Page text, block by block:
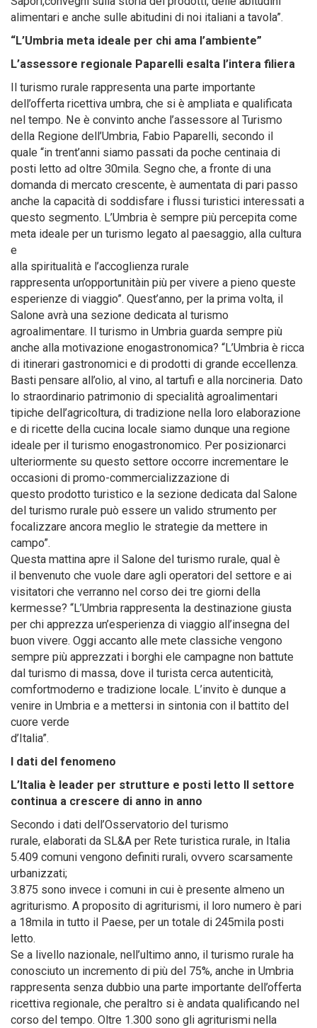
alimentari e anche sulle abitudini di noi italiani a tavola”.
“L’Umbria meta ideale per chi ama l’ambiente”
L’assessore regionale Paparelli esalta l’intera filiera
Il turismo rurale rappresenta una parte importante
dell’offerta ricettiva umbra, che si è ampliata e qualificata
nel tempo. Ne è convinto anche l’assessore al Turismo
della Regione dell’Umbria, Fabio Paparelli, secondo il
quale “in trent’anni siamo passati da poche centinaia di
posti letto ad oltre 30mila. Segno che, a fronte di una
domanda di mercato crescente, è aumentata di pari passo
anche la capacità di soddisfare i flussi turistici interessati a
questo segmento. L’Umbria è sempre più percepita come
meta ideale per un turismo legato al paesaggio, alla cultura
e
alla spiritualità e l’accoglienza rurale
rappresenta un’opportunitàin più per vivere a pieno queste
esperienze di viaggio”. Quest’anno, per la prima volta, il
Salone avrà una sezione dedicata al turismo
agroalimentare. Il turismo in Umbria guarda sempre più
anche alla motivazione enogastronomica? “L’Umbria è ricca
di itinerari gastronomici e di prodotti di grande eccellenza.
Basti pensare all’olio, al vino, al tartufi e alla norcineria. Dato
lo straordinario patrimonio di specialità agroalimentari
tipiche dell’agricoltura, di tradizione nella loro elaborazione
e di ricette della cucina locale siamo dunque una regione
ideale per il turismo enogastronomico. Per posizionarci
ulteriormente su questo settore occorre incrementare le
occasioni di promo-commercializzazione di
questo prodotto turistico e la sezione dedicata dal Salone
del turismo rurale può essere un valido strumento per
focalizzare ancora meglio le strategie da mettere in
campo”.
Questa mattina apre il Salone del turismo rurale, qual è
il benvenuto che vuole dare agli operatori del settore e ai
visitatori che verranno nel corso dei tre giorni della
kermesse? “L’Umbria rappresenta la destinazione giusta
per chi apprezza un’esperienza di viaggio all’insegna del
buon vivere. Oggi accanto alle mete classiche vengono
sempre più apprezzati i borghi ele campagne non battute
dal turismo di massa, dove il turista cerca autenticità,
comfortmoderno e tradizione locale. L’invito è dunque a
venire in Umbria e a mettersi in sintonia con il battito del
cuore verde
d’Italia”.
I dati del fenomeno
L’Italia è leader per strutture e posti letto Il settore
continua a crescere di anno in anno
Secondo i dati dell’Osservatorio del turismo
rurale, elaborati da SL&A per Rete turistica rurale, in Italia
5.409 comuni vengono definiti rurali, ovvero scarsamente
urbanizzati;
3.875 sono invece i comuni in cui è presente almeno un
agriturismo. A proposito di agriturismi, il loro numero è pari
a 18mila in tutto il Paese, per un totale di 245mila posti
letto.
Se a livello nazionale, nell’ultimo anno, il turismo rurale ha
conosciuto un incremento di più del 75%, anche in Umbria
rappresenta senza dubbio una parte importante dell’offerta
ricettiva regionale, che peraltro si è andata qualificando nel
corso del tempo. Oltre 1.300 sono gli agriturismi nella